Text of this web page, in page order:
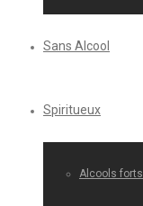
Sans Alcool
Spiritueux
Alcools forts